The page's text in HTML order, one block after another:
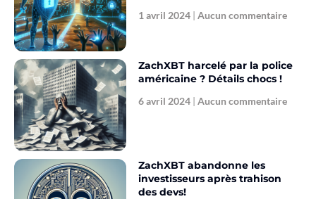
1 avril 2024 Aucun commentaire
ZachXBT harcelé par la police
américaine ? Détails chocs !
6 avril 2024 Aucun commentaire
ZachXBT abandonne les
investisseurs après trahison
des devs!